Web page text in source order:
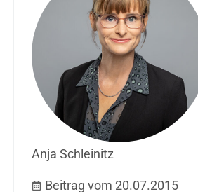
Anja Schleinitz
Beitrag vom 20.07.2015